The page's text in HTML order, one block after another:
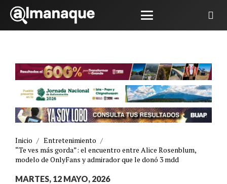
Inicio / Entretenimiento /
“Te ves más gorda”: el encuentro entre Alice Rosenblum,
modelo de OnlyFans y admirador que le donó 3 mdd
MARTES, 12 MAYO, 2026